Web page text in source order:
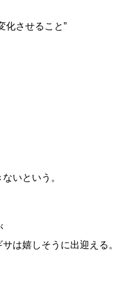
化させること”
いという。
は嬉しそうに出迎える。